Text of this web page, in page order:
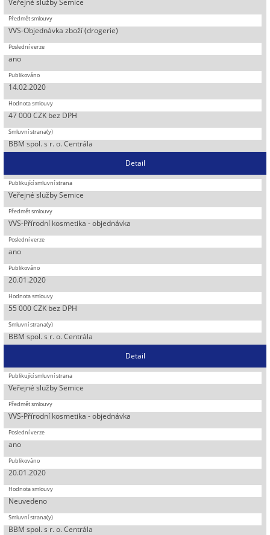
VVS-Objednávka zboží (drogerie)
ano
14.02.2020
47 000 CZK bez DPH
BBM spol. s r. o. Centrála
Detail
Veřejné služby Semice
VVS-Přírodní kosmetika - objednávka
ano
20.01.2020
55 000 CZK bez DPH
BBM spol. s r. o. Centrála
Detail
Veřejné služby Semice
VVS-Přírodní kosmetika - objednávka
ano
20.01.2020
Neuvedeno
BBM spol. s r. o. Centrála